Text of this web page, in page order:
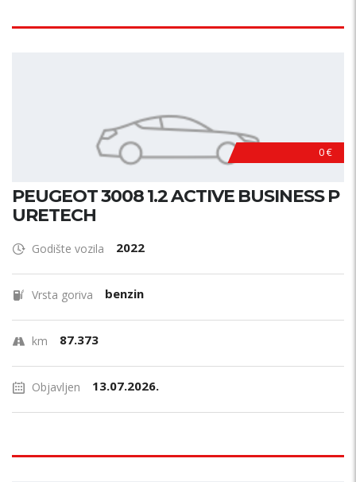
0 €
PEUGEOT 3008 1.2 ACTIVE BUSINESS P
URETECH
Godište vozila 2022
Vrsta goriva benzin
km 87.373
Objavljen 13.07.2026.